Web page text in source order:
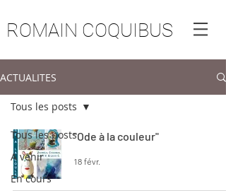
ROMAIN COQUIBUS
ACTUALITES
Tous les posts
A venir
En cours
Tous les posts
"Ode à la couleur"
18 févr.